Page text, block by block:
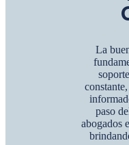
La
paso
abogados